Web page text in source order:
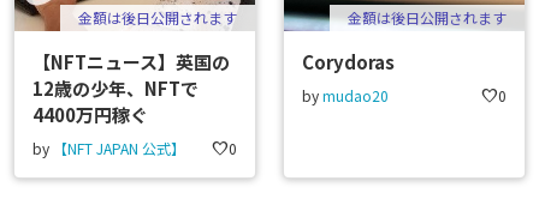
金額は後日公開されます
【NFTニュース】英国の
12歳の少年、NFTで
4400万円稼ぐ
by 【NFT JAPAN 公式】 favorite0
金額は後日公開されます
Corydoras
bymudao20 favorite0